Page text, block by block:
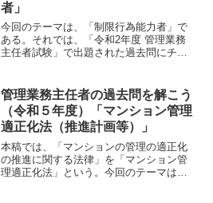
者」
今回のテーマは、「制限行為能力者」で
ある。それでは、「令和2年度 管理業務
主任者試験」で出題された過去問にチャ
理業務主任者試験正解：４それでは、各
肢を検討していこ...
管理業務主任者の過去問を解こう
（令和５年度）「マンション管理
適正化法（推進計画等）」
本稿では、「マンションの管理の適正化
の推進に関する法律」を「マンション管
理適正化法」という。今回のテーマは、